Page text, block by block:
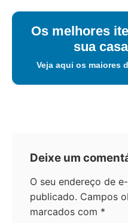
Os melhores
sua
Veja aqui os maiores
Deixe um
O seu endereço de
publicado. Campos
marcados com *